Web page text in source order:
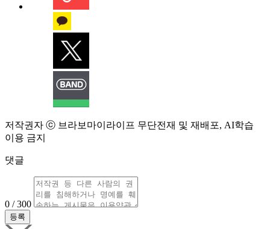
저작권자 ⓒ 브라보마이라이프 무단전재 및 재배포, AI학습
이용 금지
댓글
0 / 300